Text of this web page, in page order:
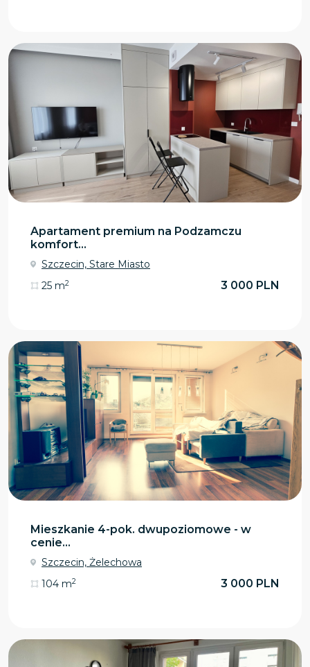
Apartament premium na Podzamczu
komfort...
Szczecin, Stare Miasto
25 m2 3 000 PLN
Mieszkanie 4-pok. dwupoziomowe - w
cenie...
Szczecin, Żelechowa
104 m2 3 000 PLN